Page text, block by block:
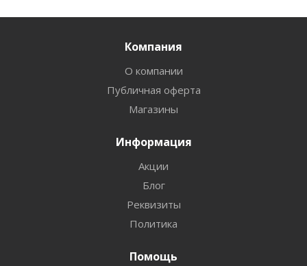
Компания
О компании
Публичная оферта
Магазины
Информация
Акции
Блог
Реквизиты
Политика
Помощь